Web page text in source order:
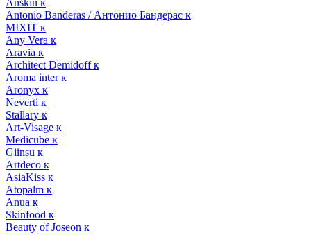
Anskin к
Antonio Banderas / Антонио Бандерас к
MIXIT к
Any Vera к
Aravia к
Architect Demidoff к
Aroma inter к
Aronyx к
Neverti к
Stallary к
Art-Visage к
Medicube к
Giinsu к
Artdeco к
AsiaKiss к
Atopalm к
Anua к
Skinfood к
Beauty of Joseon к